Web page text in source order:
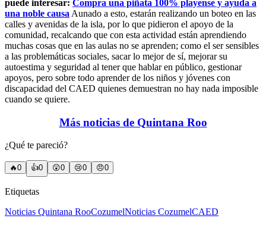
puede interesar: Compra una piñata 100% playense y ayuda a
una noble causa Aunado a esto, estarán realizando un boteo en las
calles y avenidas de la isla, por lo que pidieron el apoyo de la
comunidad, recalcando que con esta actividad están aprendiendo
muchas cosas que en las aulas no se aprenden; como el ser sensibles
a las problemáticas sociales, sacar lo mejor de sí, mejorar su
autoestima y seguridad al tener que hablar en público, gestionar
apoyos, pero sobre todo aprender de los niños y jóvenes con
discapacidad del CAED quienes demuestran no hay nada imposible
cuando se quiere.
Más noticias de Quintana Roo
¿Qué te pareció?
🔥0 👍0 😲0 😢0 😠0
Etiquetas
Noticias Quintana RooCozumelNoticias CozumelCAED